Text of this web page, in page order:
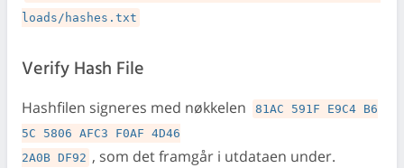
loads/hashes.txt
Verify Hash File
Hashfilen signeres med nøkkelen
81AC 591F E9C4 B6
5C 5806 AFC3 F0AF 4D46
2A0B DF92 , som det framgår i utdataen under.